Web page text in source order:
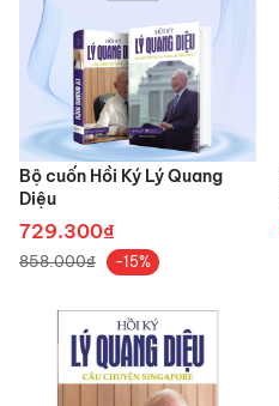
Bộ cuốn Hồi Ký Lý Quang
Diệu
729.300₫
858.000₫ -15%